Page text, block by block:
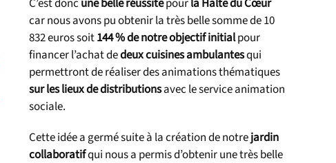
car nous avons pu obtenir la très belle somme de 10
832 euros soit144 % de notre objectif initialpour
financer l’achat dedeux cuisines ambulantesqui
permettront de réaliser des animations thématiques
sur les lieux de distributionsavec le service animation
sociale.
Cette idée a germé suite à la création de notrejardin
collaboratifqui nous a permis d’obtenir une très belle